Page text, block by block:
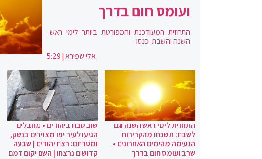
ועומס חום בדרך
התחזית המעודכנת והמפורטת ביותר לימי ראש
השנה והשבת. כנסו
אלי שפירא|
5:29
התחזית לימי ראש השנה וגם
לשבת: תשכחו מהקרירות
הנעימה מהימים האחרונים •
שרב ועומס חום בדרך
שוב טבח ביהודים • מחבלים
הגיעו לעיר יפו מצוידים בנשק,
ומטרתם: רצח יהודים | שבעה
קדושים נרצחו | השם יקום דמם